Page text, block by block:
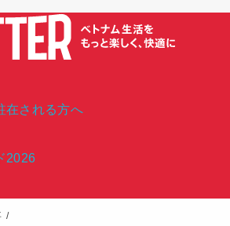
在される方へ
2026